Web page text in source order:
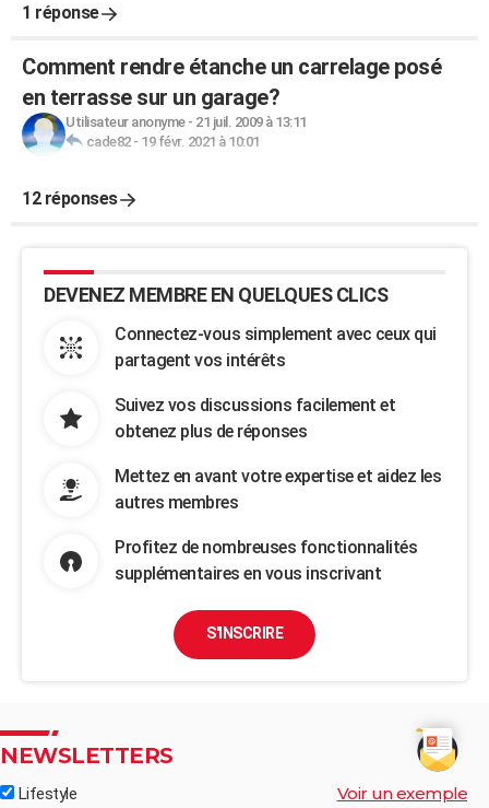
1 réponse
Comment rendre étanche un carrelage posé
en terrasse sur un garage?
Utilisateur anonyme- 21 juil. 2009 à 13:11
cade82- 19 févr. 2021 à 10:01
12 réponses
DEVENEZ MEMBRE EN QUELQUES CLICS
Connectez-vous simplement avec ceux qui
partagent vos intérêts
Suivez vos discussions facilement et
obtenez plus de réponses
Mettez en avant votre expertise et aidez les
autres membres
Profitez de nombreuses fonctionnalités
supplémentaires en vous inscrivant
S'INSCRIRE
NEWSLETTERS
Lifestyle Voir un exemple